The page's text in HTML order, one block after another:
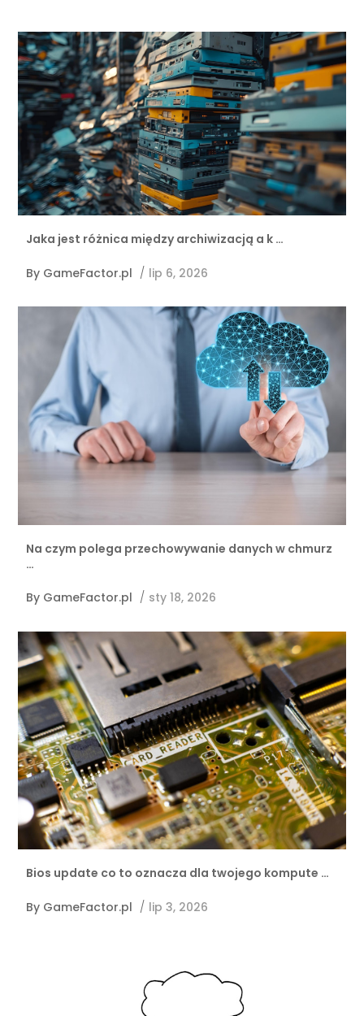
Jaka jest różnica między archiwizacją a k …
By GameFactor.pl / lip 6, 2026
Na czym polega przechowywanie danych w chmurz
…
By GameFactor.pl / sty 18, 2026
Bios update co to oznacza dla twojego kompute …
By GameFactor.pl / lip 3, 2026